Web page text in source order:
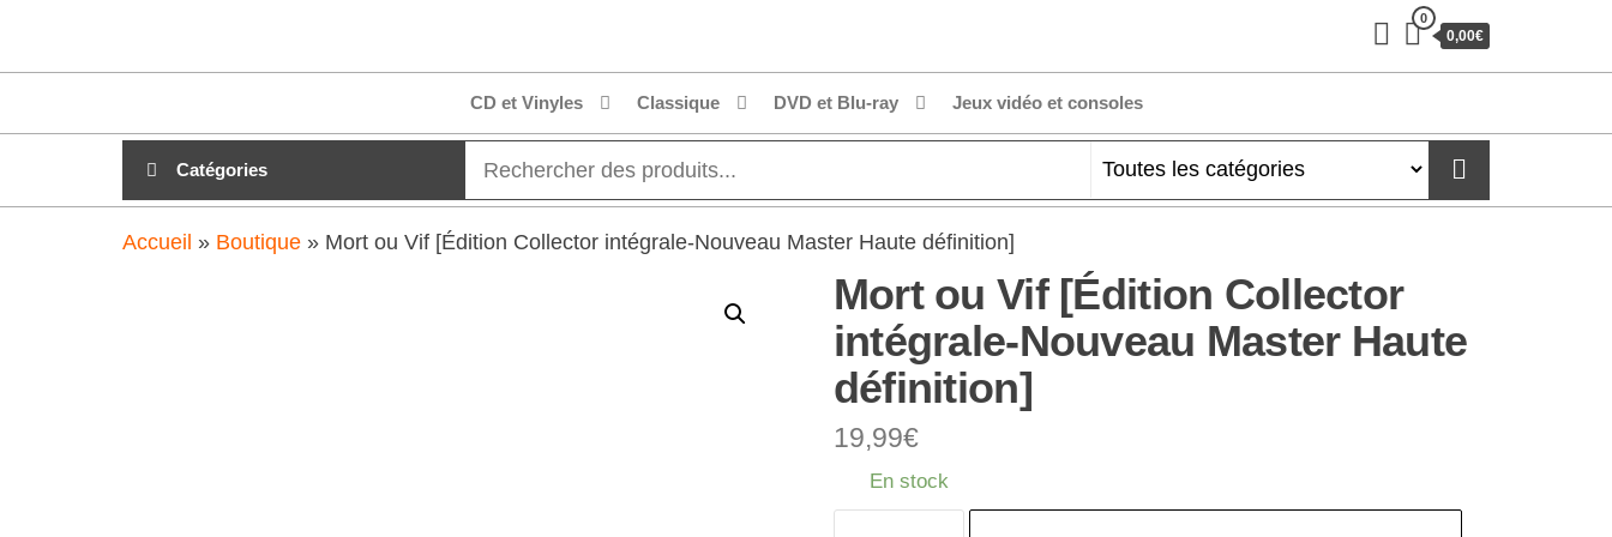
clubdial.fr
0
0,00€
CD et Vinyles Classique DVD et Blu-ray Jeux vidéo et consoles
Catégories
Accueil » Boutique » Mort ou Vif [Édition Collector intégrale-Nouveau Master Haute définition]
Mort ou Vif [Édition Collector
intégrale-Nouveau Master Haute
définition]
19,99€
En stock